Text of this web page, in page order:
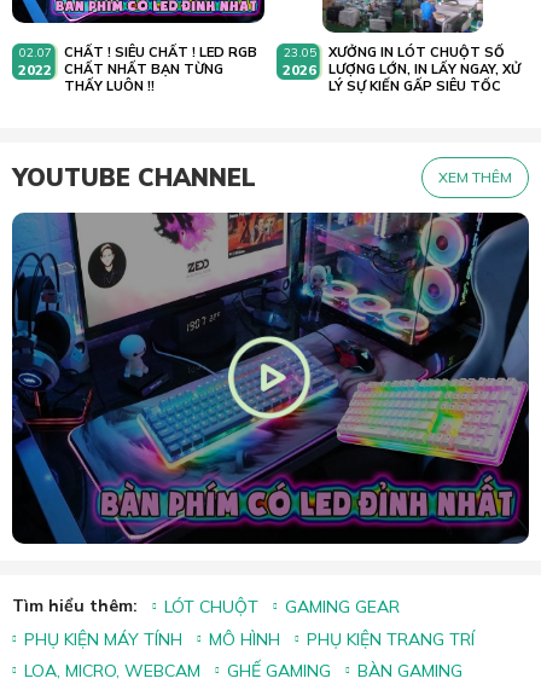
02.07
2022
CHẤT ! SIÊU CHẤT ! LED RGB
CHẤT NHẤT BẠN TỪNG
THẤY LUÔN !!
23.05
2026
XƯỞNG IN LÓT CHUỘT SỐ
LƯỢNG LỚN, IN LẤY NGAY, XỬ
LÝ SỰ KIẾN GẤP SIÊU TỐC
YOUTUBE CHANNEL XEM THÊM
Tìm hiểu thêm: LÓT CHUỘT
GAMING GEAR
PHỤ KIỆN MÁY TÍNH
MÔ HÌNH
PHỤ KIỆN TRANG TRÍ
LOA, MICRO, WEBCAM
GHẾ GAMING
BÀN GAMING